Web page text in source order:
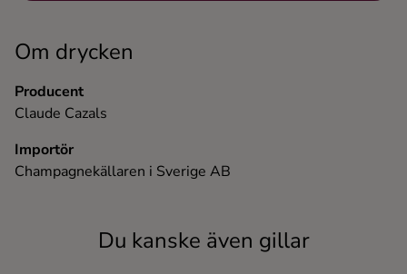
Om drycken
Producent
Claude Cazals
Importör
Champagnekällaren i Sverige AB
Du kanske även gillar